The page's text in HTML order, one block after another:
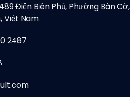
Điện Biên Phủ, Phường Bàn Cờ,
Việt Nam.
2487